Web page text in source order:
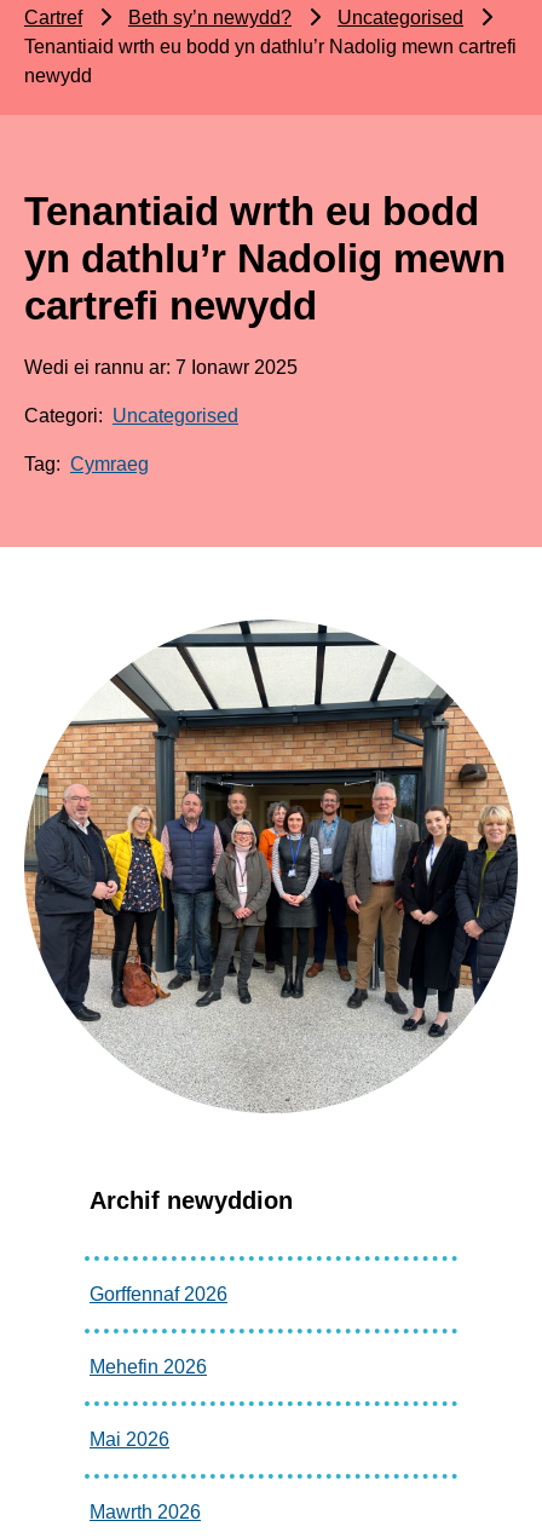
Cartref Beth sy’n newydd?
Uncategorised
Tenantiaid wrth eu bodd yn dathlu’r Nadolig mewn cartrefi
newydd
Tenantiaid wrth eu bodd
yn dathlu’r Nadolig mewn
cartrefi newydd
Wedi ei rannu ar: 7 Ionawr 2025
Categori: Uncategorised
Tag: Cymraeg
Archif newyddion
Gorffennaf 2026
Mehefin 2026
Mai 2026
Mawrth 2026